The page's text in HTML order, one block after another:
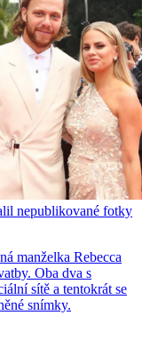
nepublikované fotky
manželka Rebecca
Oba dva s
sítě a tentokrát se
snímky.